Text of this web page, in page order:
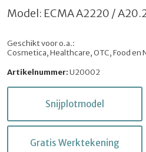
Model: ECMA A2220 /
Geschikt voor o.a.:
Cosmetica, Healthcare, OTC, Food en
Artikelnummer:U20002
Snijplotmodel
Gratis Werktekening